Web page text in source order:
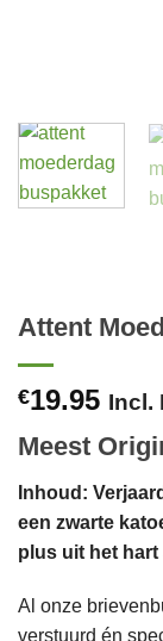
Attent
€19.95 Incl.
Meest
Inhoud:
een zwarte
plus uit het
Al onze
verstuurd én